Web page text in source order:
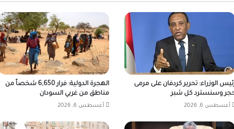
الوزراء: تحرير كردفان على مرمى
وسنسترد كل شبر
أغسطس 6, 2026
الهجرة الدولية: فرار 6,650 شخصاً من
مناطق من غربي السودان
أغسطس 6, 2026